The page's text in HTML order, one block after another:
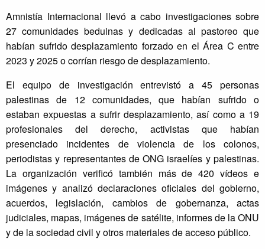
Amnistía Internacional llevó a cabo investigaciones sobre
27 comunidades beduinas y dedicadas al pastoreo que
habían sufrido desplazamiento forzado en el Área C entre
2023 y 2025 o corrían riesgo de desplazamiento.
El equipo de investigación entrevistó a 45 personas
palestinas de 12 comunidades, que habían sufrido o
estaban expuestas a sufrir desplazamiento, así como a 19
profesionales del derecho, activistas que habían
presenciado incidentes de violencia de los colonos,
periodistas y representantes de ONG israelíes y palestinas.
La organización verificó también más de 420 vídeos e
imágenes y analizó declaraciones oficiales del gobierno,
acuerdos, legislación, cambios de gobernanza, actas
judiciales, mapas, imágenes de satélite, informes de la ONU
y de la sociedad civil y otros materiales de acceso público.